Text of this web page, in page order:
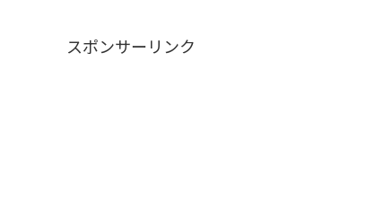
スポンサーリンク